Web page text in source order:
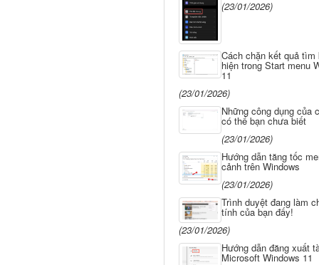
(23/01/2026)
Cách chặn kết quả tìm
hiện trong Start menu
11
(23/01/2026)
Những công dụng của
có thể bạn chưa biết
(23/01/2026)
Hướng dẫn tăng tốc
cảnh trên Windows
(23/01/2026)
Trình duyệt đang làm
tính của bạn đấy!
(23/01/2026)
Hướng dẫn đăng xuất
Microsoft Windows 11